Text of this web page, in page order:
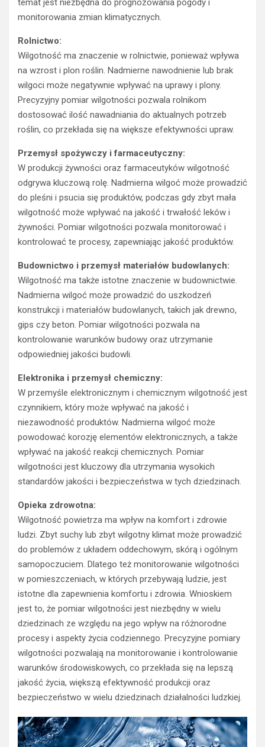
temat jest niezbędna do prognozowania pogody i
monitorowania zmian klimatycznych.
Rolnictwo:
Wilgotność ma znaczenie w rolnictwie, ponieważ wpływa
na wzrost i plon roślin. Nadmierne nawodnienie lub brak
wilgoci może negatywnie wpływać na uprawy i plony.
Precyzyjny pomiar wilgotności pozwala rolnikom
dostosować ilość nawadniania do aktualnych potrzeb
roślin, co przekłada się na większe efektywności upraw.
Przemysł spożywczy i farmaceutyczny:
W produkcji żywności oraz farmaceutyków wilgotność
odgrywa kluczową rolę. Nadmierna wilgoć może prowadzić
do pleśni i psucia się produktów, podczas gdy zbyt mała
wilgotność może wpływać na jakość i trwałość leków i
żywności. Pomiar wilgotności pozwala monitorować i
kontrolować te procesy, zapewniając jakość produktów.
Budownictwo i przemysł materiałów budowlanych:
Wilgotność ma także istotne znaczenie w budownictwie.
Nadmierna wilgoć może prowadzić do uszkodzeń
konstrukcji i materiałów budowlanych, takich jak drewno,
gips czy beton. Pomiar wilgotności pozwala na
kontrolowanie warunków budowy oraz utrzymanie
odpowiedniej jakości budowli.
Elektronika i przemysł chemiczny:
W przemyśle elektronicznym i chemicznym wilgotność jest
czynnikiem, który może wpływać na jakość i
niezawodność produktów. Nadmierna wilgoć może
powodować korozję elementów elektronicznych, a także
wpływać na jakość reakcji chemicznych. Pomiar
wilgotności jest kluczowy dla utrzymania wysokich
standardów jakości i bezpieczeństwa w tych dziedzinach.
Opieka zdrowotna:
Wilgotność powietrza ma wpływ na komfort i zdrowie
ludzi. Zbyt suchy lub zbyt wilgotny klimat może prowadzić
do problemów z układem oddechowym, skórą i ogólnym
samopoczuciem. Dlatego też monitorowanie wilgotności
w pomieszczeniach, w których przebywają ludzie, jest
istotne dla zapewnienia komfortu i zdrowia. Wnioskiem
jest to, że pomiar wilgotności jest niezbędny w wielu
dziedzinach ze względu na jego wpływ na różnorodne
procesy i aspekty życia codziennego. Precyzyjne pomiary
wilgotności pozwalają na monitorowanie i kontrolowanie
warunków środowiskowych, co przekłada się na lepszą
jakość życia, większą efektywność produkcji oraz
bezpieczeństwo w wielu dziedzinach działalności ludzkiej.